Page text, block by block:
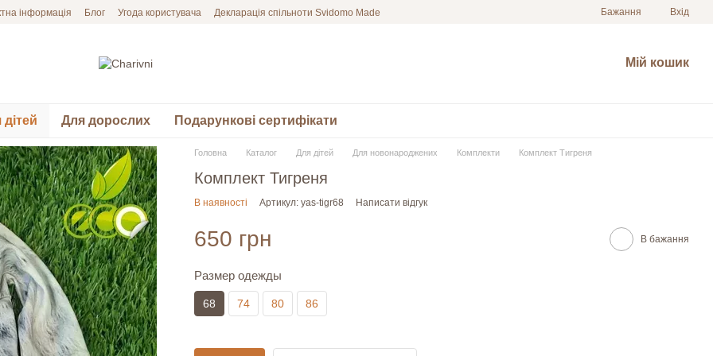
інформація Блог Угода користувача Декларація спільноти Svidomo Made Бажання Вхід
Мій кошик
Для дорослих Подарункові сертифікати
Головна Каталог Для дітей Для новонароджених Комплекти Комплект Тигреня
Комплект Тигреня
В наявності Артикул: yas-tigr68 Написати відгук
650 грн В бажання
Размер одежды
68 74 80 86